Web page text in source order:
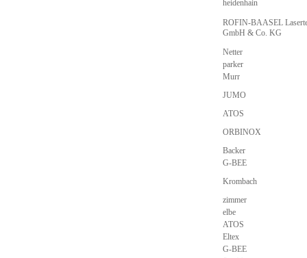
heidenhain
ROFIN-BAASEL
GmbH & Co. KG
Netter
parker
Murr
JUMO
ATOS
ORBINOX
Backer
G-BEE
Krombach
zimmer
elbe
ATOS
Eltex
G-BEE